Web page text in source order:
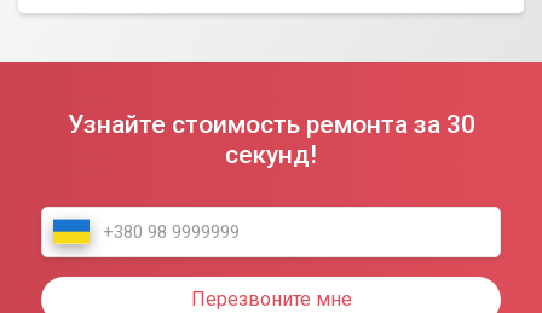
Узнайте стоимость ремонта за 30
секунд!
Перезвоните мне